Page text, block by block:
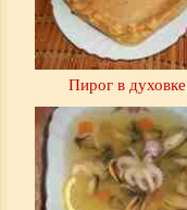
Пирог в духовке